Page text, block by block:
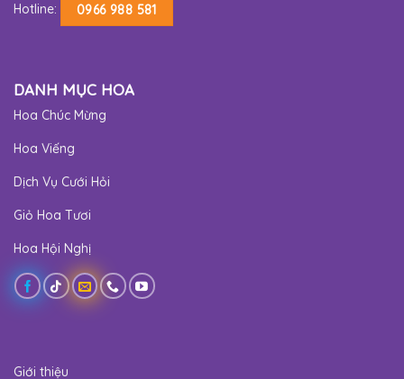
Hotline: 0966 988 581
DANH MỤC HOA
Hoa Chúc Mừng
Hoa Viếng
Dịch Vụ Cưới Hỏi
Giỏ Hoa Tươi
Hoa Hội Nghị
Giới thiệu